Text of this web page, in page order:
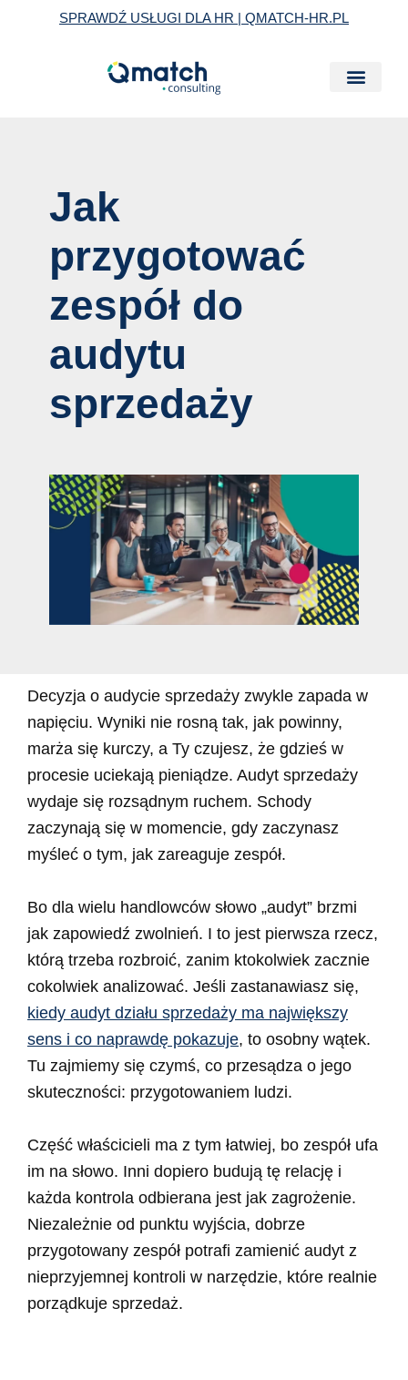
SPRAWDŹ USŁUGI DLA HR | QMATCH-HR.PL
Jak
przygotować
zespół do
audytu
sprzedaży
Decyzja o audycie sprzedaży zwykle zapada w
napięciu. Wyniki nie rosną tak, jak powinny,
marża się kurczy, a Ty czujesz, że gdzieś w
procesie uciekają pieniądze. Audyt sprzedaży
wydaje się rozsądnym ruchem. Schody
zaczynają się w momencie, gdy zaczynasz
myśleć o tym, jak zareaguje zespół.
Bo dla wielu handlowców słowo „audyt” brzmi
jak zapowiedź zwolnień. I to jest pierwsza rzecz,
którą trzeba rozbroić, zanim ktokolwiek zacznie
cokolwiek analizować. Jeśli zastanawiasz się,
kiedy audyt działu sprzedaży ma największy
sens i co naprawdę pokazuje, to osobny wątek.
Tu zajmiemy się czymś, co przesądza o jego
skuteczności: przygotowaniem ludzi.
Część właścicieli ma z tym łatwiej, bo zespół ufa
im na słowo. Inni dopiero budują tę relację i
każda kontrola odbierana jest jak zagrożenie.
Niezależnie od punktu wyjścia, dobrze
przygotowany zespół potrafi zamienić audyt z
nieprzyjemnej kontroli w narzędzie, które realnie
porządkuje sprzedaż.